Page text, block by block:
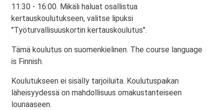
11:30 - 16:00. Mikäli haluat osallistua
kertauskoulutukseen, valitse lipuksi
"Työturvallisuuskortin kertauskoulutus".
Tämä koulutus on suomenkielinen. The course language
is Finnish.
Koulutukseen ei sisälly tarjoiluita. Koulutuspaikan
läheisyydessä on mahdollisuus omakustanteiseen
lounaaseen.